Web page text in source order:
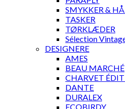
SMYKKER &
TASKER
TØRKLÆDER
Sélection
DESIGNERE
AMES
BEAU MARCHÉ
CHARVET
DANTE
DURALEX
ECOBIRDY